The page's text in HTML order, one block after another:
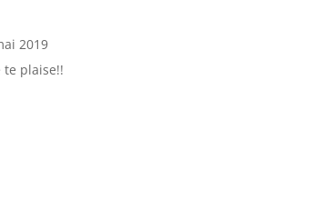
2019
te plaise!!